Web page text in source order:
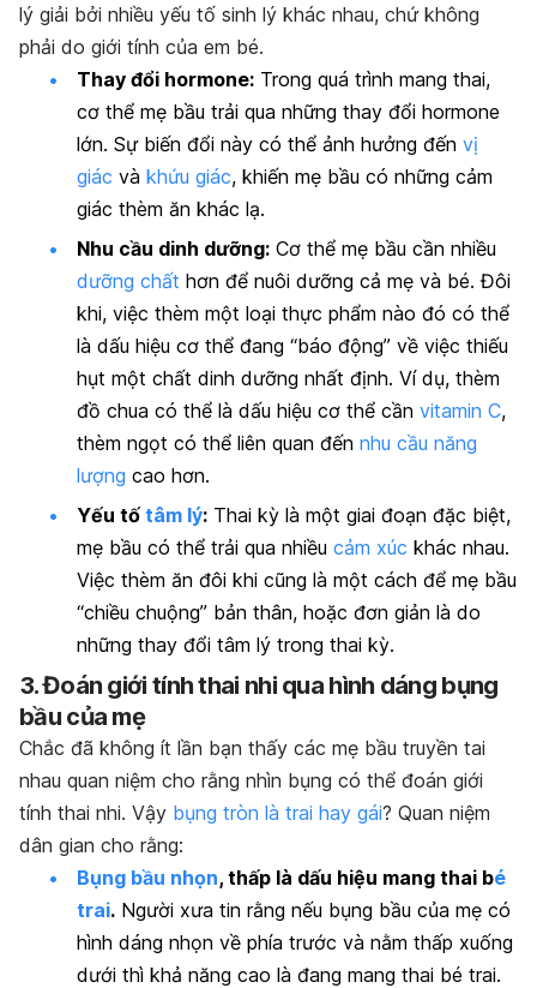
lý giải bởi nhiều yếu tố sinh lý khác nhau, chứ không
phải do giới tính của em bé.
Thay đổi hormone: Trong quá trình mang thai,
cơ thể mẹ bầu trải qua những thay đổi hormone
lớn. Sự biến đổi này có thể ảnh hưởng đến vị
giác và khứu giác, khiến mẹ bầu có những cảm
giác thèm ăn khác lạ.
Nhu cầu dinh dưỡng: Cơ thể mẹ bầu cần nhiều
dưỡng chất hơn để nuôi dưỡng cả mẹ và bé. Đôi
khi, việc thèm một loại thực phẩm nào đó có thể
là dấu hiệu cơ thể đang “báo động” về việc thiếu
hụt một chất dinh dưỡng nhất định. Ví dụ, thèm
đồ chua có thể là dấu hiệu cơ thể cần vitamin C,
thèm ngọt có thể liên quan đến nhu cầu năng
lượng cao hơn.
Yếu tốtâm lý: Thai kỳ là một giai đoạn đặc biệt,
mẹ bầu có thể trải qua nhiều cảm xúc khác nhau.
Việc thèm ăn đôi khi cũng là một cách để mẹ bầu
“chiều chuộng” bản thân, hoặc đơn giản là do
những thay đổi tâm lý trong thai kỳ.
3. Đoán giới tính thai nhi qua hình dáng bụng
bầu của mẹ
Chắc đã không ít lần bạn thấy các mẹ bầu truyền tai
nhau quan niệm cho rằng nhìn bụng có thể đoán giới
tính thai nhi. Vậy bụng tròn là trai hay gái? Quan niệm
dân gian cho rằng:
Bụng bầu nhọn, thấp là dấu hiệu mang thai bé
trai. Người xưa tin rằng nếu bụng bầu của mẹ có
hình dáng nhọn về phía trước và nằm thấp xuống
dưới thì khả năng cao là đang mang thai bé trai.